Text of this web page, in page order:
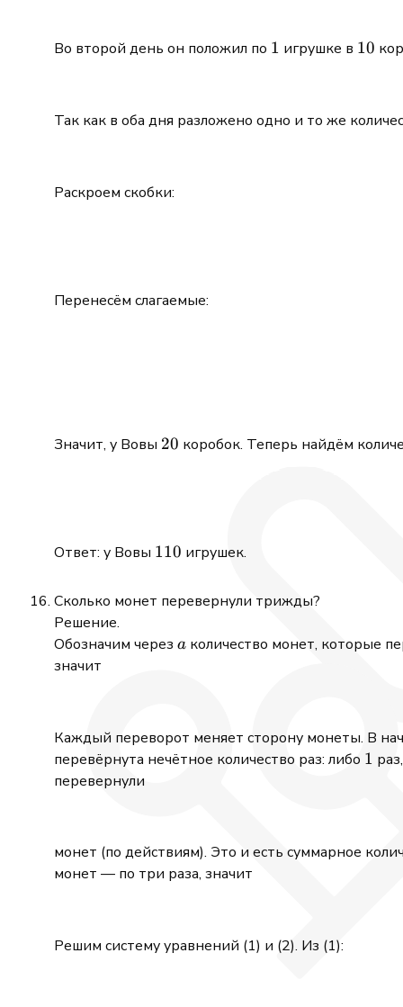
Во второй день он положил по 1
1 игрушке в 10
10
Так как в оба дня разложено одно и то же
Раскроем скобки:
Перенесём слагаемые:
Значит, у Вовы 20
20 коробок. Теперь найдём
Ответ: у Вовы 110
110 игрушек.
Сколько монет перевернули трижды?
Решение.
Обозначим через a
a количество монет, которые
значит
Каждый переворот меняет сторону монеты. В
перевёрнута нечётное количество раз: либо 1
1
перевернули
монет (по действиям). Это и есть суммарное
монет — по три раза, значит
Решим систему уравнений (1) и (2). Из (1):